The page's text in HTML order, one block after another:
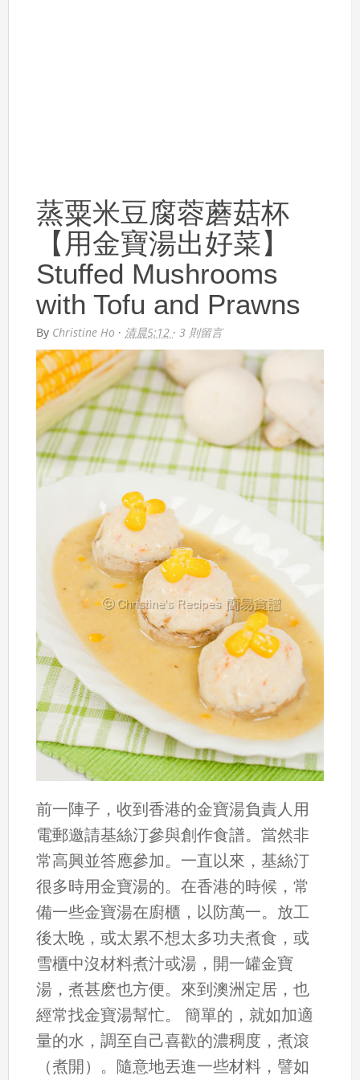
蒸粟米豆腐蓉蘑菇杯
【用金寶湯出好菜】
Stuffed Mushrooms
with Tofu and Prawns
By Christine Ho · 清晨5:12 ·3 則留言
前一陣子，收到香港的金寶湯負責人用
電郵邀請基絲汀參與創作食譜。當然非
常高興並答應參加。一直以來，基絲汀
很多時用金寶湯的。在香港的時候，常
備一些金寶湯在廚櫃，以防萬一。放工
後太晚，或太累不想太多功夫煮食，或
雪櫃中沒材料煮汁或湯，開一罐金寶
湯，煮甚麽也方便。來到澳洲定居，也
經常找金寶湯幫忙。 簡單的，就如加適
量的水，調至自己喜歡的濃稠度，煮滾
（煮開）。隨意地丟進一些材料，譬如